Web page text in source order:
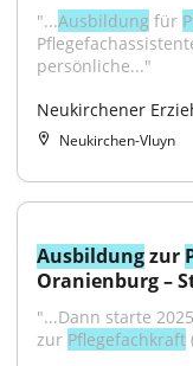
"...Ausbildung für
persönliche..."
Neukirchener
Neukirchen-Vluyn
Ausbildung zur
Oranienburg –
"...Dann starte
zur Pflegefachkraft